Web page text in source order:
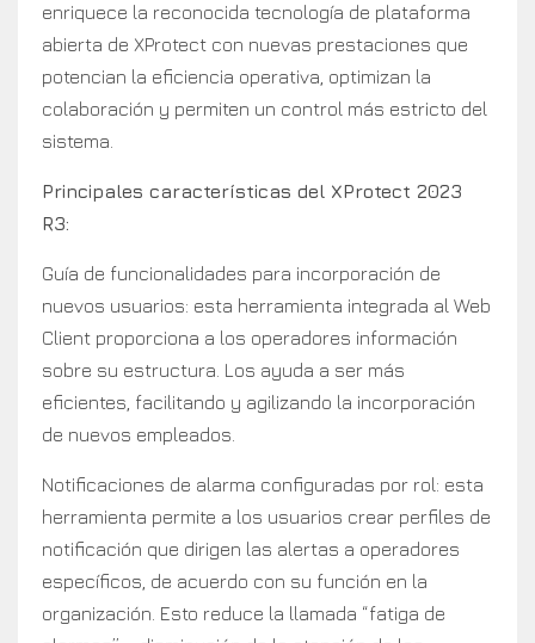
enriquece la reconocida tecnología de plataforma
abierta de XProtect con nuevas prestaciones que
potencian la eficiencia operativa, optimizan la
colaboración y permiten un control más estricto del
sistema.
Principales características del XProtect 2023
R3:
Guía de funcionalidades para incorporación de
nuevos usuarios: esta herramienta integrada al Web
Client proporciona a los operadores información
sobre su estructura. Los ayuda a ser más
eficientes, facilitando y agilizando la incorporación
de nuevos empleados.
Notificaciones de alarma configuradas por rol: esta
herramienta permite a los usuarios crear perfiles de
notificación que dirigen las alertas a operadores
específicos, de acuerdo con su función en la
organización. Esto reduce la llamada “fatiga de